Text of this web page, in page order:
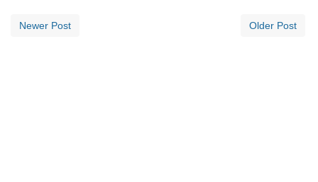
Newer Post Older Post